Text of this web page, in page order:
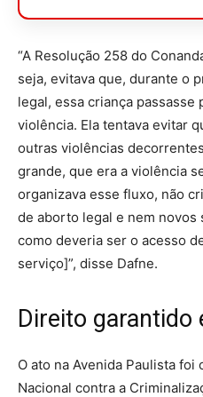
“A Resolução 258 do
seja, evitava que, durante o
legal, essa criança
violência. Ela tentava evitar
outras violências
grande, que era a violência
organizava esse fluxo, não
de aborto legal e nem novos
como deveria ser o acesso
serviço]”, disse Dafne.
Direito garantido
O ato na Avenida Paulista
Nacional contra a